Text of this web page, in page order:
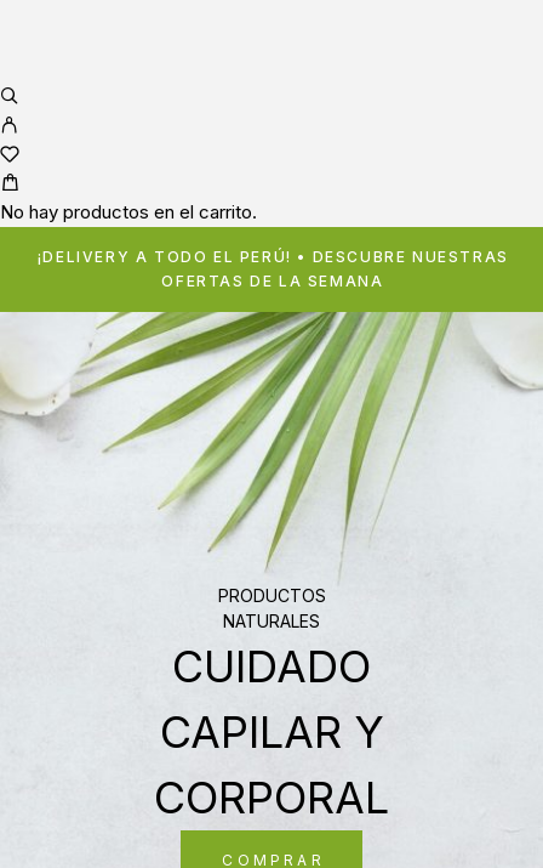
No hay productos en el carrito.
¡DELIVERY A TODO EL PERÚ! • DESCUBRE NUESTRAS
OFERTAS DE LA SEMANA
PRODUCTOS
NATURALES
CUIDADO
CAPILAR Y
CORPORAL
BIENVENIDOS
A
JOMI
COSMETICOS
COMPRAR